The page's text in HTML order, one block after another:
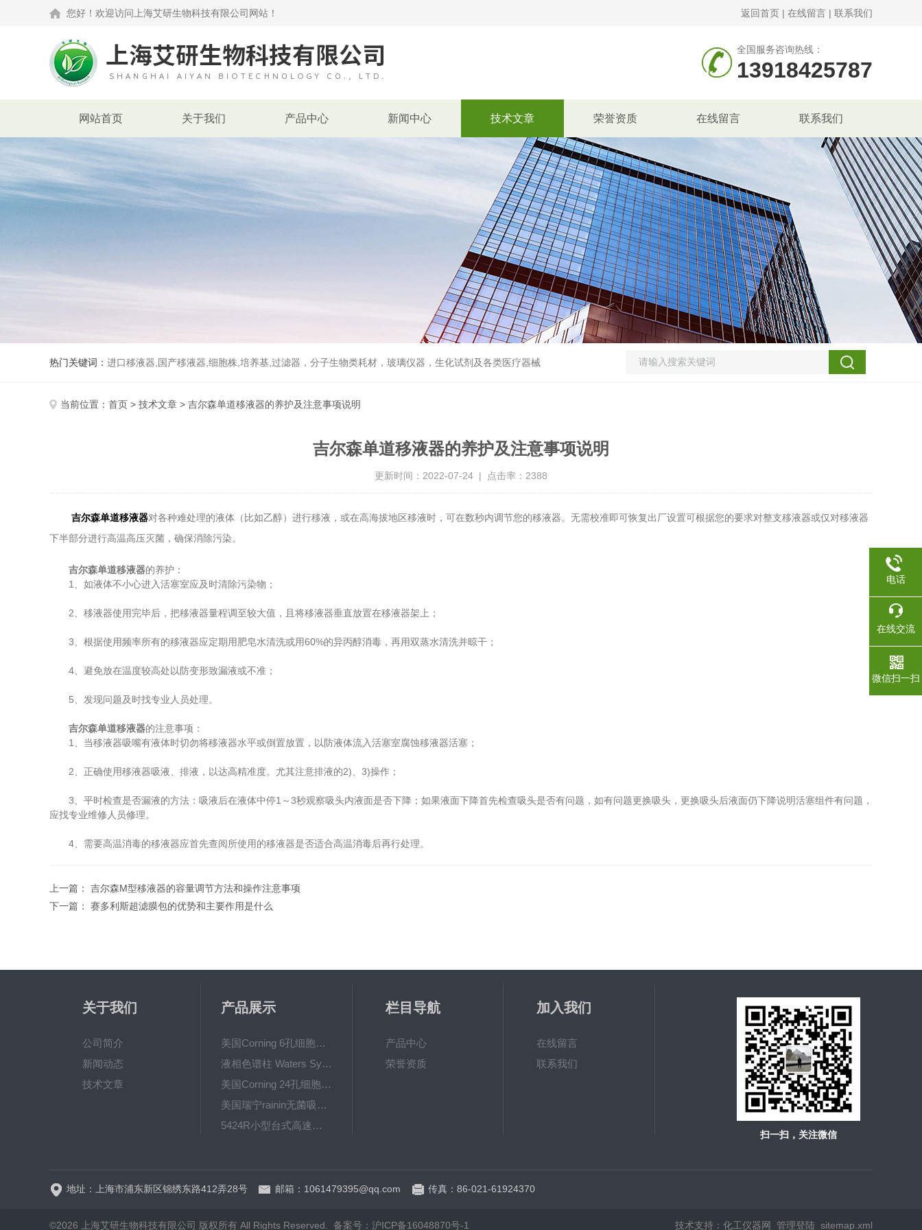
您好！欢迎访问上海艾研生物科技有限公司网站！ 返回首页 | 在线留言 | 联系我们
全国服务咨询热线：
13918425787
网站首页 关于我们 产品中心 新闻中心 技术文章 荣誉资质 在线留言 联系我们
热门关键词： 进口移液器,国产移液器,细胞株,培养基,过滤器，分子生物类耗材，玻璃仪器，生化试剂及各类医疗器械
当前位置： 首页 > 技术文章 > 吉尔森单道移液器的养护及注意事项说明
吉尔森单道移液器的养护及注意事项说明
更新时间：2022-07-24 | 点击率：2388
吉尔森单道移液器对各种难处理的液体（比如乙醇）进行移液，或在高海拔地区移液时，可在数秒内调节您的移液器。无需校准即可恢复出厂设置可根据您的要求对整支移液器或仅对移液器
下半部分进行高温高压灭菌，确保消除污染。
吉尔森单道移液器的养护：
1、如液体不小心进入活塞室应及时清除污染物；
2、移液器使用完毕后，把移液器量程调至较大值，且将移液器垂直放置在移液器架上；
3、根据使用频率所有的移液器应定期用肥皂水清洗或用60%的异丙醇消毒，再用双蒸水清洗并晾干；
4、避免放在温度较高处以防变形致漏液或不准；
5、发现问题及时找专业人员处理。
吉尔森单道移液器的注意事项：
1、当移液器吸嘴有液体时切勿将移液器水平或倒置放置，以防液体流入活塞室腐蚀移液器活塞；
2、正确使用移液器吸液、排液，以达高精准度。尤其注意排液的2)、3)操作；
3、平时检查是否漏液的方法：吸液后在液体中停1～3秒观察吸头内液面是否下降；如果液面下降首先检查吸头是否有问题，如有问题更换吸头，更换吸头后液面仍下降说明活塞组件有问题，
应找专业维修人员修理。
4、需要高温消毒的移液器应首先查阅所使用的移液器是否适合高温消毒后再行处理。
上一篇： 吉尔森M型移液器的容量调节方法和操作注意事项
下一篇： 赛多利斯超滤膜包的优势和主要作用是什么
关于我们
公司简介
新闻动态
技术文章
产品展示
美国Corning 6孔细胞培养板
液相色谱柱 Waters Symmetry C18 4.6×250mm,5μm
美国Corning 24孔细胞培养板
美国瑞宁rainin无菌吸头/枪头/盒装吸头
5424R小型台式高速冷冻离心机（Centrifuge 5424R）
栏目导航
产品中心
荣誉资质
加入我们
在线留言
联系我们
扫一扫，关注微信
地址：上海市浦东新区锦绣东路412弄28号 邮箱：1061479395@qq.com 传真：86-021-61924370
©2026 上海艾研生物科技有限公司 版权所有 All Rights Reserved. 备案号： 沪ICP备16048870号-1 技术支持： 化工仪器网 管理登陆 sitemap.xml
电话
在线交流
微信扫一扫